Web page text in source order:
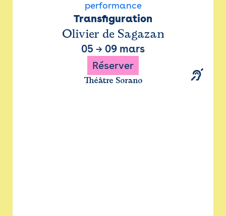
performance
Transfiguration
Olivier de Sagazan
05 → 09 mars
Réserver
Théâtre Sorano